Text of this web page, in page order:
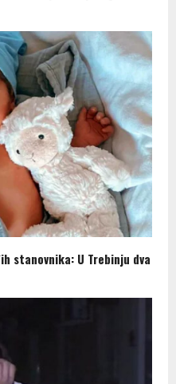
stanovnika: U Trebinju dva